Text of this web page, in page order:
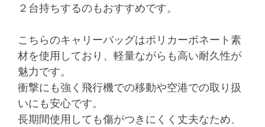
２台持ちするのもおすすめです。
こちらのキャリーバッグはポリカーボネート素
材を使用しており、軽量ながらも高い耐久性が
魅力です。
衝撃にも強く飛行機での移動や空港での取り扱
いにも安心です。
長期間使用しても傷がつきにくく丈夫なため、